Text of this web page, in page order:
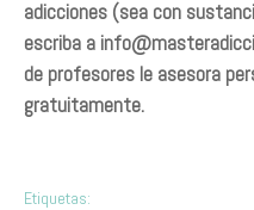
adicciones (sea con
escriba a
de profesores le asesora
gratuitamente.
Etiquetas: